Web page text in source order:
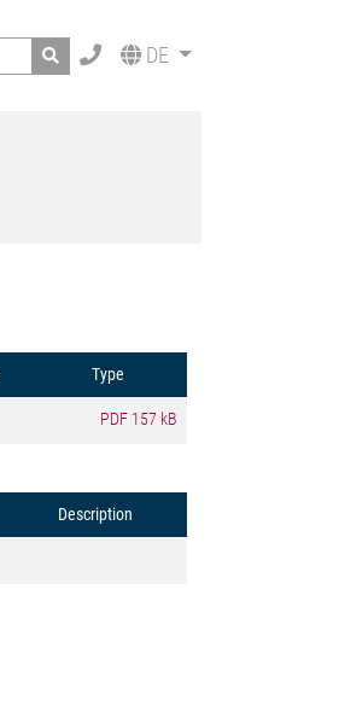
DE
Type
PDF 157 kB
Description